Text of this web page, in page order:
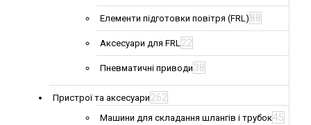
Елементи підготовки повітря (FRL) 88
Аксесуари для FRL22
Пневматичні приводи 38
Пристрої та аксесуари 262
Машини для складання шлангів і трубок45